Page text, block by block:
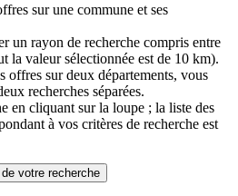
sur une commune et ses
un rayon de recherche compris entre
la valeur sélectionnée est de 10 km).
offres sur deux départements, vous
recherches séparées.
en cliquant sur la loupe ; la liste des
à vos critères de recherche est
votre recherche